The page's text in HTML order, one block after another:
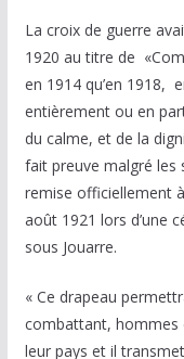
La croix de guerre
1920 au titre de
en 1914 qu’en 1918,
entièrement ou en
du calme, et de la
fait preuve malgré les
remise officiellement
août 1921 lors d’une
sous Jouarre.
« Ce drapeau
combattant, hommes
leur pays et il